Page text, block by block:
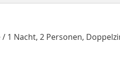
/ 1 Nacht, 2 Personen,